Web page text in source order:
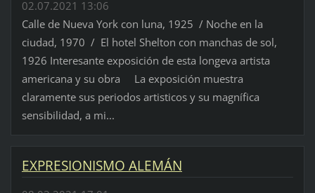
02.07.2021 13:06
Calle de Nueva York con luna, 1925 / Noche en la
ciudad, 1970 / El hotel Shelton con manchas de sol,
1926 Interesante exposición de esta longeva artista
americana y su obra La exposición muestra
claramente sus periodos artisticos y su magnífica
sensibilidad, a mi...
EXPRESIONISMO ALEMÁN